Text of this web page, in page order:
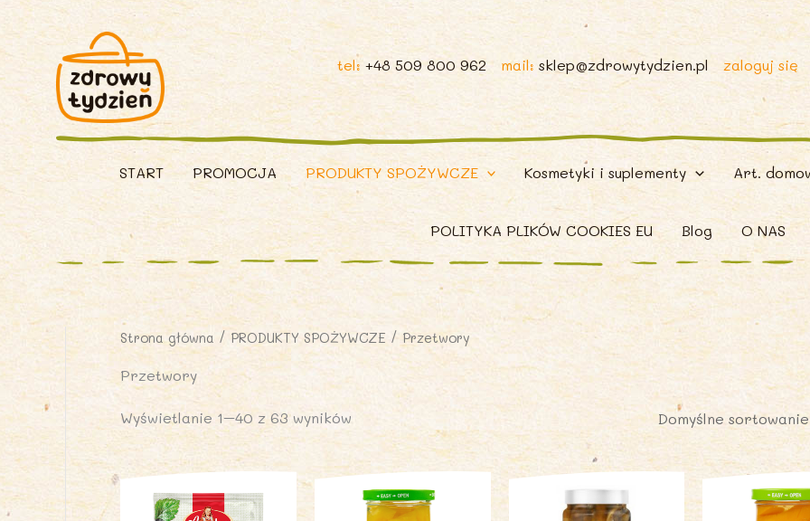
tel: +48 509 800 962 mail: sklep@zdrowytydzien.pl zaloguj się
START PROMOCJA PRODUKTY SPOŻYWCZE Kosmetyki i suplementy Art.
POLITYKA PLIKÓW COOKIES EU Blog O NAS
Strona główna / PRODUKTY SPOŻYWCZE / Przetwory
Przetwory
Wyświetlanie 1–40 z 63 wyników